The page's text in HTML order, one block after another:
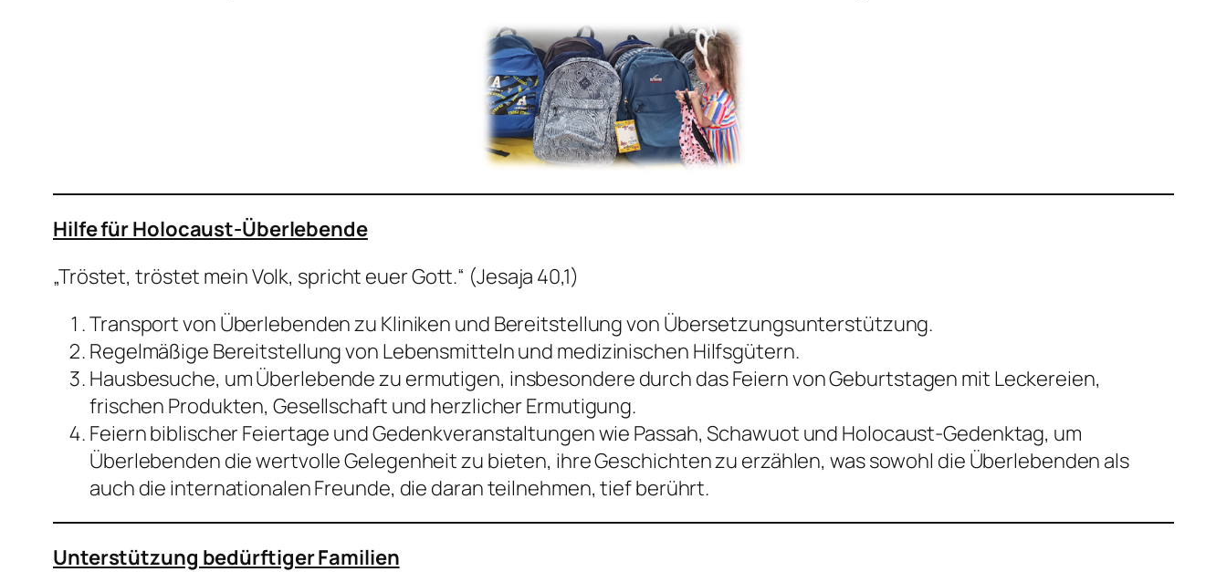
Hilfe für Holocaust-Überlebende
„Tröstet, tröstet mein Volk, spricht euer Gott.“ (Jesaja 40,1)
Transport von Überlebenden zu Kliniken und Bereitstellung von Übersetzungsunterstützung.
Regelmäßige Bereitstellung von Lebensmitteln und medizinischen Hilfsgütern.
Hausbesuche, um Überlebende zu ermutigen, insbesondere durch das Feiern von Geburtstagen mit Leckereien,
frischen Produkten, Gesellschaft und herzlicher Ermutigung.
Feiern biblischer Feiertage und Gedenkveranstaltungen wie Passah, Schawuot und Holocaust-Gedenktag, um
Überlebenden die wertvolle Gelegenheit zu bieten, ihre Geschichten zu erzählen, was sowohl die Überlebenden als
auch die internationalen Freunde, die daran teilnehmen, tief berührt.
Unterstützung bedürftiger Familien